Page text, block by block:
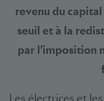
revenu du
seuil et à la
par l’imposition